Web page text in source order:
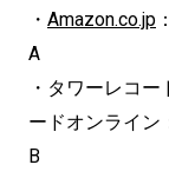
・ Amazon.co.jp
A
・タワーレコ
ードオンライン
B